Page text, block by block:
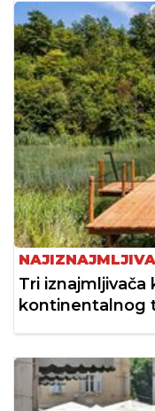
Tri
kontinentalnog